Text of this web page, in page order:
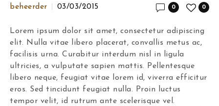
beheerder 03/03/2015 0
0
Lorem ipsum dolor sit amet, consectetur adipiscing
elit. Nulla vitae libero placerat, convallis metus ac,
facilisis urna. Curabitur interdum nisl in ligula
ultricies, a vulputate sapien mattis. Pellentesque
libero neque, feugiat vitae lorem id, viverra efficitur
eros. Sed tincidunt feugiat nulla. Proin luctus
tempor velit, id rutrum ante scelerisque vel.